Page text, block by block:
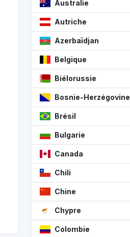
Australie
Autriche
Azerbaïdjan
Belgique
Biélorussie
Bosnie-Herzégovine
Brésil
Bulgarie
Canada
Chili
Chine
Chypre
Colombie